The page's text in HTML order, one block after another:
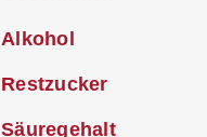
Alkohol
Restzucker
Säuregehalt